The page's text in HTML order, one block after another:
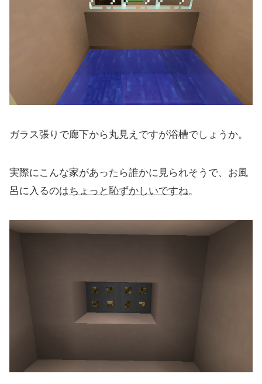
ガラス張りで廊下から丸見えですが浴槽でしょうか。
実際にこんな家があったら誰かに見られそうで、お風
呂に入るのはちょっと恥ずかしいですね。